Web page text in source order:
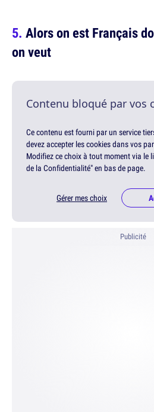
Alors on est Français
on veut
Contenu bloqué par vos
Ce contenu est fourni par un service
devez accepter les cookies dans vos
Modifiez ce choix à tout moment via le
de la Confidentialité" en bas de page.
Gérer mes choix
Publicité